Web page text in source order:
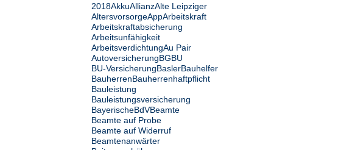
2018AkkuAllianzAlte Leipziger
AltersvorsorgeAppArbeitskraft
Arbeitskraftabsicherung
Arbeitsunfähigkeit
ArbeitsverdichtungAu Pair
AutoversicherungBGBU
BU-VersicherungBaslerBauhelfer
BauherrenBauherrenhaftpflicht
Bauleistung
Bauleistungsversicherung
BayerischeBdVBeamte
Beamte auf Probe
Beamte auf Widerruf
Beamtenanwärter